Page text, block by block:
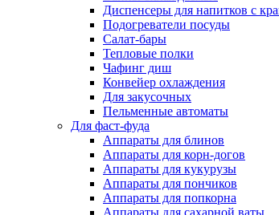
Диспенсеры для напитков с
Подогреватели посуды
Салат-бары
Тепловые полки
Чафинг диш
Конвейер охлаждения
Для закусочных
Пельменные автоматы
Для фаст-фуда
Аппараты для блинов
Аппараты для корн-догов
Аппараты для кукурузы
Аппараты для пончиков
Аппараты для попкорна
Аппараты для сахарной ваты